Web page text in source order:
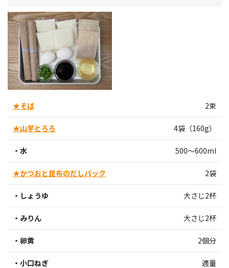
★そば 2束
★山芋とろろ 4袋（160g）
・水 500～600ml
★かつおと昆布のだしパック 2袋
・しょうゆ 大さじ2杯
・みりん 大さじ2杯
・卵黄 2個分
・小口ねぎ 適量